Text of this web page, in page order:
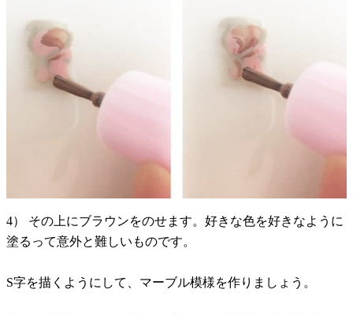
4） その上にブラウンをのせます。好きな色を好きなように
塗るって意外と難しいものです。
S字を描くようにして、マーブル模様を作りましょう。